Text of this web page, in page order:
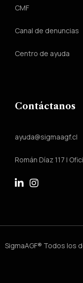
CMF
Canal de denuncias
Centro de ayuda
Contáctanos
ayuda@sigmaagf.cl
Román Díaz 117 |
SigmaAGF® Todos los